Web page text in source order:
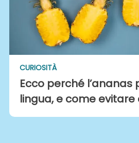
CURIOSITÀ
Ecco perché l’ananas
lingua, e come